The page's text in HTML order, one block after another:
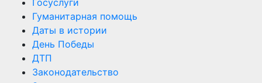
Гуманитарная помощь
Даты в истории
День Победы
ДТП
Законодательство